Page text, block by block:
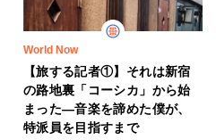
World Now
【旅する記者①】それは新宿
の路地裏「コーシカ」から始
まった―音楽を諦めた僕が、
特派員を目指すまで